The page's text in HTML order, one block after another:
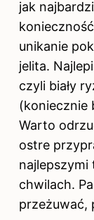
jak
unikanie
jelita.
czyli biały
(koniecznie
Warto
ostre
chwilach.
przeżuwać,